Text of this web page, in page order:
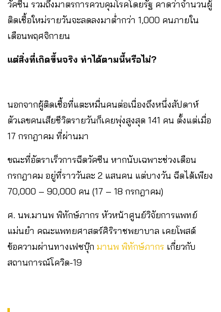
วัคซีน รวมถึงมาตรการควบคุมโรคโดยรัฐ คาดว่าจำนวนผู้
ติดเชื้อใหม่รายวันจะลดลงมาต่ำกว่า 1,000 คนภายใน
เดือนพฤศจิกายน
แต่สิ่งที่เกิดขึ้นจริง ทำได้ตามนี้หรือไม่?
นอกจากผู้ติดเชื้อที่แตะหมื่นคนต่อเนื่องถึงหนึ่งสัปดาห์
ตัวเลขคนเสียชีวิตรายวันก็เคยพุ่งสูงสุด 141 คน ตั้งแต่เมื่อ
17 กรกฎาคม ที่ผ่านมา
ขณะที่อัตราเร็วการฉีดวัคซีน หากนับเฉพาะช่วงเดือน
กรกฎาคม อยู่ที่ราววันละ 2 แสนคน แต่บางวัน ฉีดได้เพียง
70,000 – 90,000 คน (17 – 18 กรกฎาคม)
ศ. นพ.มานพ พิทักษ์ภากร หัวหน้าศูนย์วิจัยการแพทย์
แม่นยำ คณะแพทยศาสตร์ศิริราชพยาบาล เคยโพสต์
ข้อความผ่านทางเฟซบุ๊ก มานพ พิทักษ์ภากร เกี่ยวกับ
สถานการณ์โควิด-19